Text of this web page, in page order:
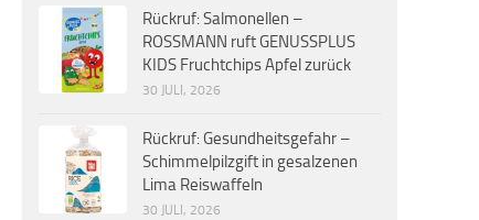
Rückruf: Salmonellen –
ROSSMANN ruft GENUSSPLUS
KIDS Fruchtchips Apfel zurück
30 JULI, 2026
Rückruf: Gesundheitsgefahr –
Schimmelpilzgift in gesalzenen
Lima Reiswaffeln
30 JULI, 2026